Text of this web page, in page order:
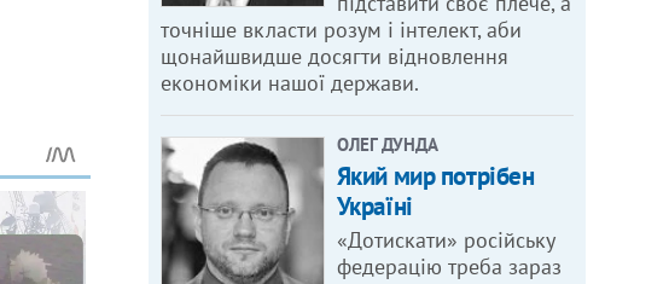
точніше вкласти розум і інтелект, аби
щонайшвидше досягти відновлення
економіки нашої держави.
ОЛЕГ ДУНДА
Який мир потрібен
Україні
«Дотискати» російську
федерацію треба зараз